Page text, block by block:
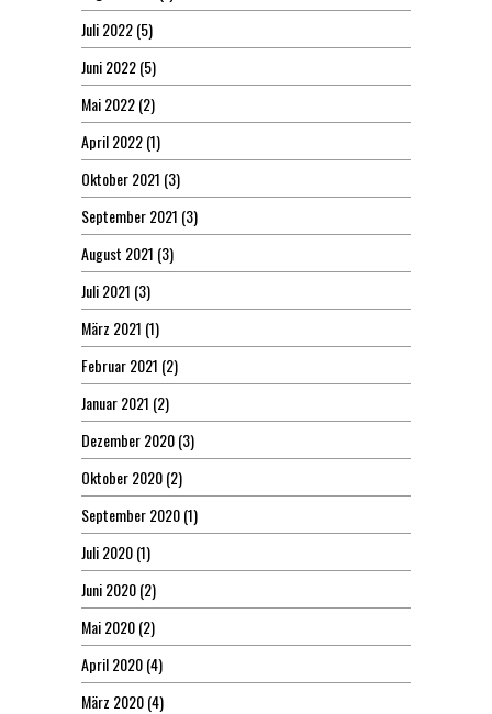
Juli 2022(5)
Juni 2022(5)
Mai 2022(2)
April 2022(1)
Oktober 2021 (3)
September 2021 (3)
August 2021 (3)
Juli 2021 (3)
März 2021 (1)
Februar 2021 (2)
Januar 2021 (2)
Dezember 2020(3)
Oktober 2020(2)
September 2020(1)
Juli 2020(1)
Juni 2020(2)
Mai 2020(2)
April 2020(4)
März 2020(4)